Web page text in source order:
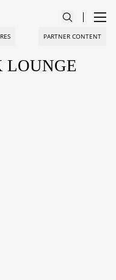
PARTNER CONTENT
LOUNGE